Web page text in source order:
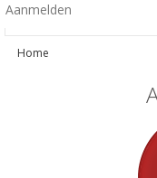
Aanmelden
Home